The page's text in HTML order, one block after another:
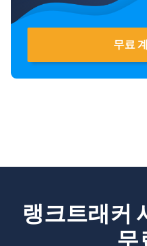
무료
랭크트래커
무